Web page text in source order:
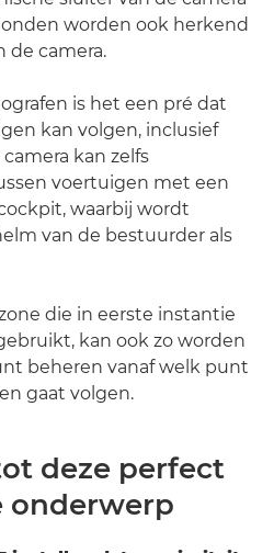
worden ook herkend
de camera.
is het een pré dat
kan volgen, inclusief
kan zelfs
voertuigen met een
waarbij wordt
van de bestuurder als
die in eerste instantie
kan ook zo worden
beheren vanaf welk punt
gaat volgen.
deze perfect
onderwerp